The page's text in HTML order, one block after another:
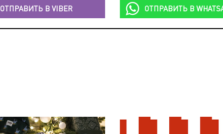
ОТПРАВИТЬ В VIBER ОТПРАВИТЬ В